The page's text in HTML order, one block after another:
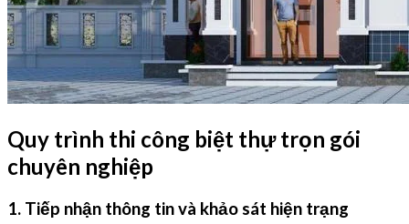
Quy trình thi công biệt thự trọn gói
chuyên nghiệp
1. Tiếp nhận thông tin và khảo sát hiện trạng